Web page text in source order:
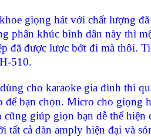
giọng hát với chất lượng đã
phân khúc bình dân này thì
đã được lược bớt đi mà thôi.
510.
cho karaoke gia đình thì
để bạn chọn. Micro cho giọng
giúp giọn bạn dễ thể hiện
tất cả dàn amply hiện đại và